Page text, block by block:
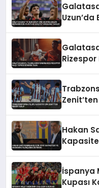
Uzun’da
Hakan
İspanya
Kupası